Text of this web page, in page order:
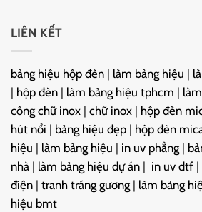
LIÊN KẾT
bảng hiệu hộp đèn | làm bảng hiệu |
| hộp đèn | làm bảng hiệu tphcm |
công chữ inox | chữ inox | hộp đèn
hút nổi | bảng hiệu đẹp | hộp đèn
hiệu | làm bảng hiệu | in uv phẳng |
nhà | làm bảng hiệu dự án | in uv dtf |
điện | tranh tráng gương | làm bảng
hiệu bmt